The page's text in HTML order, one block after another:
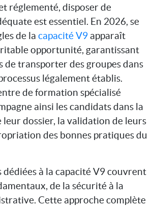
réglementé, disposer de
est essentiel. En 2026, se
de la capacité V9 apparaît
opportunité, garantissant
de transporter des groupes dans
légalement établis.
de formation spécialisé
ainsi les candidats dans la
dossier, la validation de leurs
des bonnes pratiques du
dédiées à la capacité V9 couvrent
de la sécurité à la
Cette approche complète